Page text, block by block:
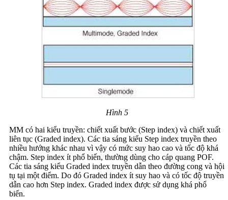
Hình 5
MM có hai kiểu truyền: chiết xuất bước (Step index) và chiết xuất
liên tục (Graded index). Các tia sáng kiểu Step index truyền theo
nhiều hướng khác nhau vì vậy có mức suy hao cao và tốc độ khá
chậm. Step index ít phổ biến, thường dùng cho cáp quang POF.
Các tia sáng kiểu Graded index truyền dẫn theo đường cong và hội
tụ tại một điểm. Do đó Graded index ít suy hao và có tốc độ truyền
dẫn cao hơn Step index. Graded index được sử dụng khá phổ
biến.